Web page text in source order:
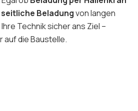
seitliche Beladungvon langen
Technik sicher ans Ziel –
auf die Baustelle.